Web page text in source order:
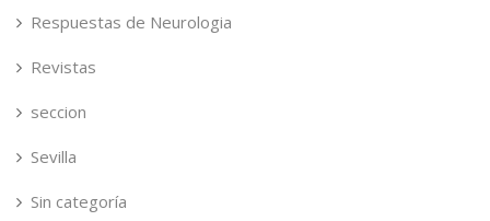
Respuestas de Neurologia
Revistas
seccion
Sevilla
Sin categoría